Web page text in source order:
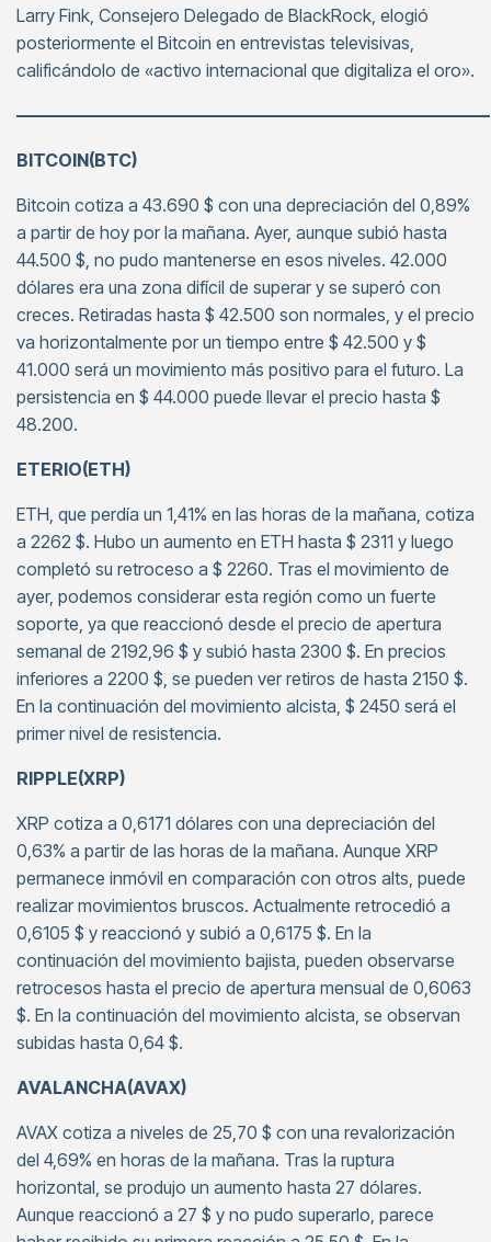
Larry Fink, Consejero Delegado de BlackRock, elogió
posteriormente el Bitcoin en entrevistas televisivas,
calificándolo de «activo internacional que digitaliza el oro».
———————————————————————————
BITCOIN(BTC)
Bitcoin cotiza a 43.690 $ con una depreciación del 0,89%
a partir de hoy por la mañana. Ayer, aunque subió hasta
44.500 $, no pudo mantenerse en esos niveles. 42.000
dólares era una zona difícil de superar y se superó con
creces. Retiradas hasta $ 42.500 son normales, y el precio
va horizontalmente por un tiempo entre $ 42.500 y $
41.000 será un movimiento más positivo para el futuro. La
persistencia en $ 44.000 puede llevar el precio hasta $
48.200.
ETERIO(ETH)
ETH, que perdía un 1,41% en las horas de la mañana, cotiza
a 2262 $. Hubo un aumento en ETH hasta $ 2311 y luego
completó su retroceso a $ 2260. Tras el movimiento de
ayer, podemos considerar esta región como un fuerte
soporte, ya que reaccionó desde el precio de apertura
semanal de 2192,96 $ y subió hasta 2300 $. En precios
inferiores a 2200 $, se pueden ver retiros de hasta 2150 $.
En la continuación del movimiento alcista, $ 2450 será el
primer nivel de resistencia.
RIPPLE(XRP)
XRP cotiza a 0,6171 dólares con una depreciación del
0,63% a partir de las horas de la mañana. Aunque XRP
permanece inmóvil en comparación con otros alts, puede
realizar movimientos bruscos. Actualmente retrocedió a
0,6105 $ y reaccionó y subió a 0,6175 $. En la
continuación del movimiento bajista, pueden observarse
retrocesos hasta el precio de apertura mensual de 0,6063
$. En la continuación del movimiento alcista, se observan
subidas hasta 0,64 $.
AVALANCHA(AVAX)
AVAX cotiza a niveles de 25,70 $ con una revalorización
del 4,69% en horas de la mañana. Tras la ruptura
horizontal, se produjo un aumento hasta 27 dólares.
Aunque reaccionó a 27 $ y no pudo superarlo, parece